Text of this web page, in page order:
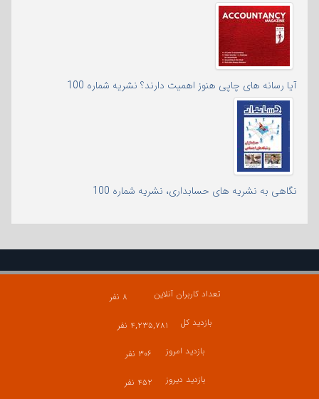
آیا رسانه های چاپی هنوز اهمیت دارند؟ نشریه شماره 100
نگاهی به نشریه های حسابداری، نشریه شماره 100
تعداد کاربران آنلاین
۸ نفر
بازدید کل
۴,۲۳۵,۷۸۱ نفر
بازدید امروز
۳۰۶ نفر
بازدید دیروز
۴۵۲ نفر